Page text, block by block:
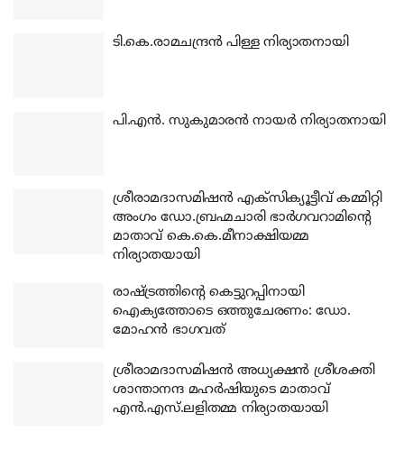
ടി.കെ.രാമചന്ദ്രന്‍ പിള്ള നിര്യാതനായി
പി.എന്‍. സുകുമാരന്‍ നായര്‍ നിര്യാതനായി
ശ്രീരാമദാസമിഷന്‍ എക്‌സിക്യൂട്ടീവ് കമ്മിറ്റി
അംഗം ഡോ.ബ്രഹ്മചാരി ഭാര്‍ഗവറാമിന്റെ
മാതാവ് കെ.കെ.മീനാക്ഷിയമ്മ
നിര്യാതയായി
രാഷ്ട്രത്തിന്റെ കെട്ടുറപ്പിനായി
ഐക്യത്തോടെ ഒത്തുചേരണം: ഡോ.
മോഹന്‍ ഭാഗവത്
ശ്രീരാമദാസമിഷന്‍ അധ്യക്ഷന്‍ ശ്രീശക്തി
ശാന്താനന്ദ മഹര്‍ഷിയുടെ മാതാവ്
എന്‍.എസ്.ലളിതമ്മ നിര്യാതയായി